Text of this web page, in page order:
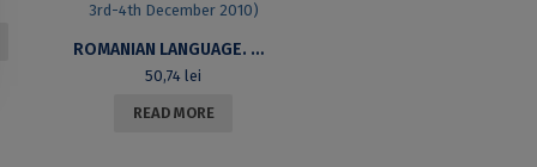
ROMANIAN LANGUAGE. HYPOSTASES OF LINGUISTIC VARIATION. II . PRAGMATICS AND STYLISTICS. PROCEEDINGS OF THE 10TH COLLOQUIUM OF THE ROMANIAN LANGUAGE DEPARTMENT (BUCHAREST, 3RD-4TH DECEMBER 2010)
50,74lei
READ MORE